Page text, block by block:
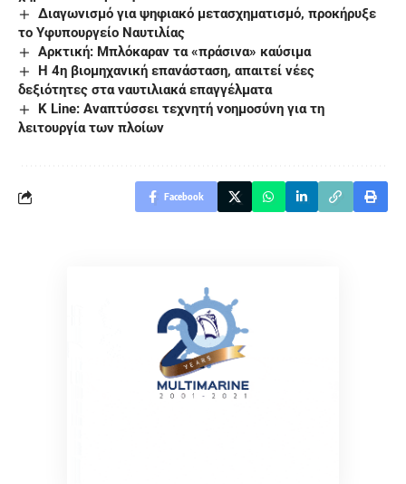
Διαγωνισμό για ψηφιακό μετασχηματισμό, προκήρυξε
το Υφυπουργείο Ναυτιλίας
Αρκτική: Μπλόκαραν τα «πράσινα» καύσιμα
Η 4η βιομηχανική επανάσταση, απαιτεί νέες
δεξιότητες στα ναυτιλιακά επαγγέλματα
K Line: Αναπτύσσει τεχνητή νοημοσύνη για τη
λειτουργία των πλοίων
Facebook